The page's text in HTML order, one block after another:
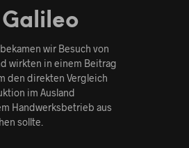
wir Besuch von
wirkten in einem Beitrag
den direkten Vergleich
im Ausland
Handwerksbetrieb aus
sollte.